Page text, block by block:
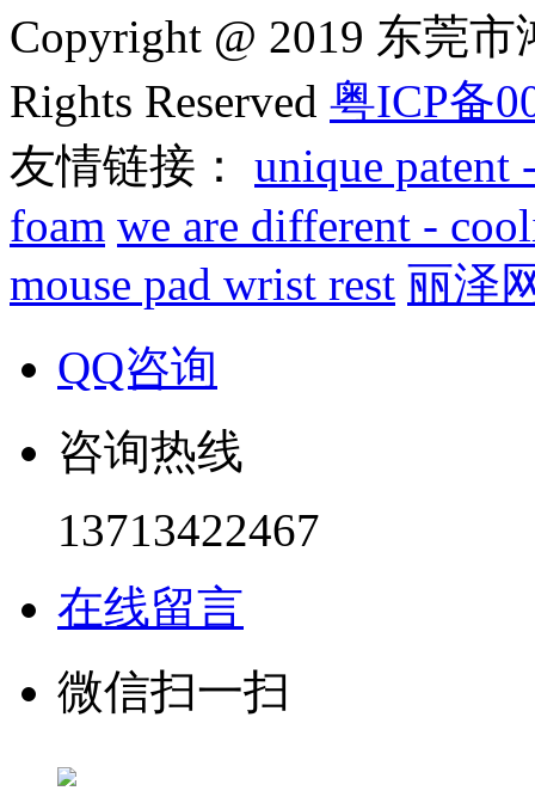
Copyright @ 2019 东莞
Rights Reserved 粤ICP备
友情链接： unique patent
foam we are different -
mouse pad wrist rest 丽泽
QQ咨询
咨询热线
13713422467
在线留言
微信扫一扫